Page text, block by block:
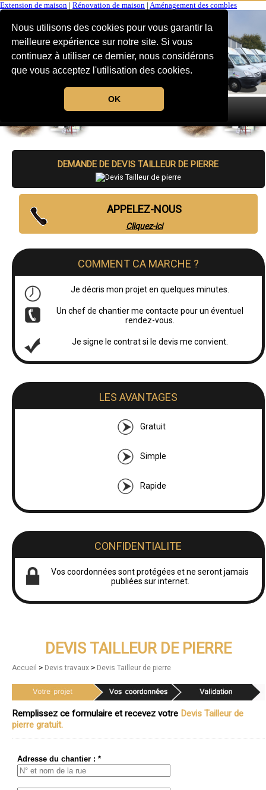
Nous utilisons des cookies pour vous garantir la
meilleure expérience sur notre site. Si vous
continuez à utiliser ce dernier, nous considérons
que vous acceptez l'utilisation des cookies.
OK
Extension de maison Rénovation de maison Aménagement des combles
MENU
DEMANDE DE DEVIS TAILLEUR DE PIERRE
APPELEZ-NOUS
Cliquez-ici
COMMENT CA MARCHE ?
Je décris mon projet en quelques minutes.
Un chef de chantier me contacte pour un éventuel
rendez-vous.
Je signe le contrat si le devis me convient.
LES AVANTAGES
Gratuit
Simple
Rapide
CONFIDENTIALITE
Vos coordonnées sont protégées et ne seront jamais
publiées sur internet.
DEVIS TAILLEUR DE PIERRE
Accueil > Devis travaux > Devis Tailleur de pierre
Remplissez ce formulaire et recevez votre Devis Tailleur de
pierre gratuit.
Adresse du chantier : *